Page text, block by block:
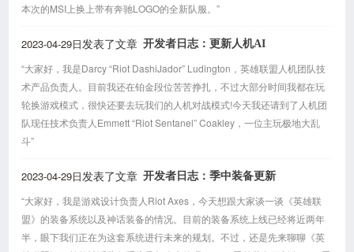
本次的MSI上换上带有奔驰LOGO的全新队服。”
2023-04-29日 发表了文章 开发者日志：更新人机AI
“大家好，我是Darcy “Riot DashiJador” Ludington，英雄联盟人机团队技
术产品负责人。目前我还在铂金段位苦苦挣扎，不过大部分时间我都在玩
轮换游戏模式，很快还要去玩我们的人机对战模式!今天我还请到了人机团
队现任技术负责人Emmett “Riot Sentanel” Coakley，一位主玩极地大乱
斗”
2023-04-29日 发表了文章 开发者日志：季中装备更新
“大家好，我是游戏设计负责人Riot Axes，今天想跟大家谈一谈《英雄联
盟》的装备系统以及神话装备的情况。目前的装备系统上线已经将近两年
半，眼下我们正在为这套系统进行未来的规划。不过，还是先来聊聊《英